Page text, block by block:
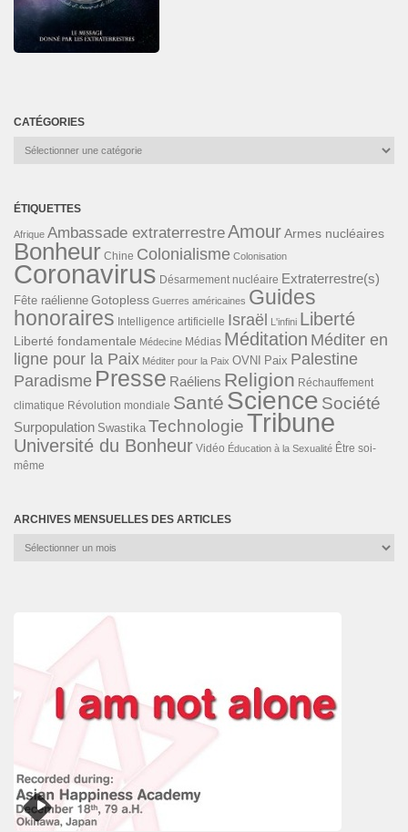
CATÉGORIES
Catégories
ÉTIQUETTES
Afrique Ambassade extraterrestreAmourArmes nucléaires
Bonheur Chine Colonialisme Colonisation
Coronavirus Désarmement nucléaire Extraterrestre(s)
Fête raélienne Gotopless Guerres américaines Guides
honoraires Intelligence artificielle Israël L'infini Liberté
Liberté fondamentale Médecine Médias Méditation Méditer en
ligne pour la Paix Méditer pour la Paix OVNI Paix Palestine
Paradisme Presse Raéliens Religion Réchauffement
climatique Révolution mondiale Santé Science Société
Surpopulation Swastika TechnologieTribune
Université du Bonheur Vidéo Éducation à la Sexualité Être soi-
même
ARCHIVES MENSUELLES DES ARTICLES
Archives